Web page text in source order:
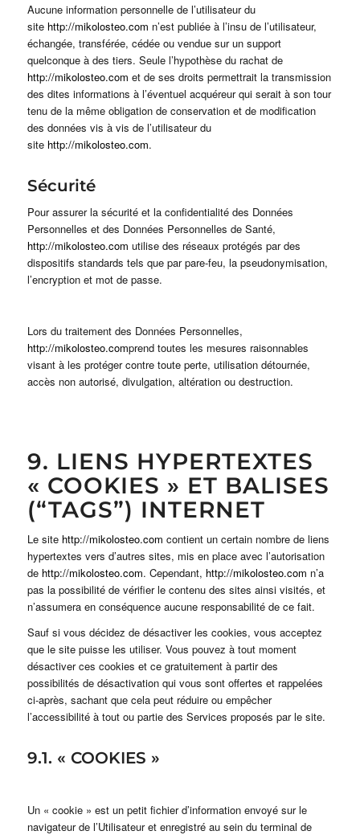
Aucune information personnelle de l’utilisateur du
site http://mikolosteo.com n’est publiée à l’insu de l’utilisateur,
échangée, transférée, cédée ou vendue sur un support
quelconque à des tiers. Seule l’hypothèse du rachat de
http://mikolosteo.com et de ses droits permettrait la transmission
des dites informations à l’éventuel acquéreur qui serait à son tour
tenu de la même obligation de conservation et de modification
des données vis à vis de l’utilisateur du
site http://mikolosteo.com.
Sécurité
Pour assurer la sécurité et la confidentialité des Données
Personnelles et des Données Personnelles de Santé,
http://mikolosteo.com utilise des réseaux protégés par des
dispositifs standards tels que par pare-feu, la pseudonymisation,
l’encryption et mot de passe.
Lors du traitement des Données Personnelles,
http://mikolosteo.comprend toutes les mesures raisonnables
visant à les protéger contre toute perte, utilisation détournée,
accès non autorisé, divulgation, altération ou destruction.
9. LIENS HYPERTEXTES
« COOKIES » ET BALISES
(“TAGS”) INTERNET
Le site http://mikolosteo.com contient un certain nombre de liens
hypertextes vers d’autres sites, mis en place avec l’autorisation
de http://mikolosteo.com. Cependant, http://mikolosteo.com n’a
pas la possibilité de vérifier le contenu des sites ainsi visités, et
n’assumera en conséquence aucune responsabilité de ce fait.
Sauf si vous décidez de désactiver les cookies, vous acceptez
que le site puisse les utiliser. Vous pouvez à tout moment
désactiver ces cookies et ce gratuitement à partir des
possibilités de désactivation qui vous sont offertes et rappelées
ci-après, sachant que cela peut réduire ou empêcher
l’accessibilité à tout ou partie des Services proposés par le site.
9.1. « COOKIES »
Un « cookie » est un petit fichier d’information envoyé sur le
navigateur de l’Utilisateur et enregistré au sein du terminal de